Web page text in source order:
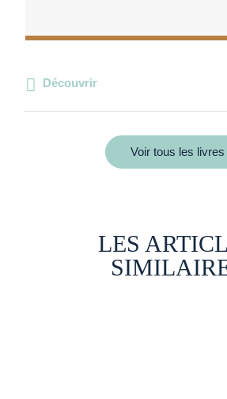
Découvrir
Voir tous les livres
LES